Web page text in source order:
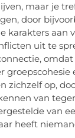
maar je
door
karakters aan
uit te
groepscohesie
zichzelf op,
van
van
heeft